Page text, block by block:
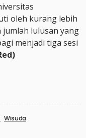
oleh kurang lebih
jumlah lulusan yang
menjadi tiga sesi
Wisuda